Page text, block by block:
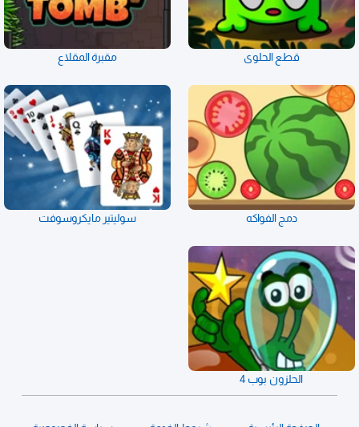
قطع الحلوى مقبرة المقلاع
دمج الفواكه سوليتير مايكروسوفت
الحلزون بوب 4